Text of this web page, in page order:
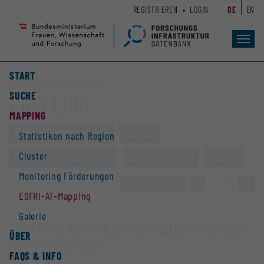
Seiteninhalt
Accesskey
Hauptnavigation
Accesskey
START
SUCHE
MAPPING
Statistiken nach Region
Cluster
Monitoring Förderungen
ESFRI-AT-Mapping
Galerie
ÜBER
FAQS & INFO
REGISTRIEREN LOGIN DE EN
EHRI ERIC
STATISTIKEN NACH REGION
MONITORING FÖRDERUNGEN
EHRI ERIC: EUROPEAN HOLOCAUST RESEARCH
INFRASTRUCTURE